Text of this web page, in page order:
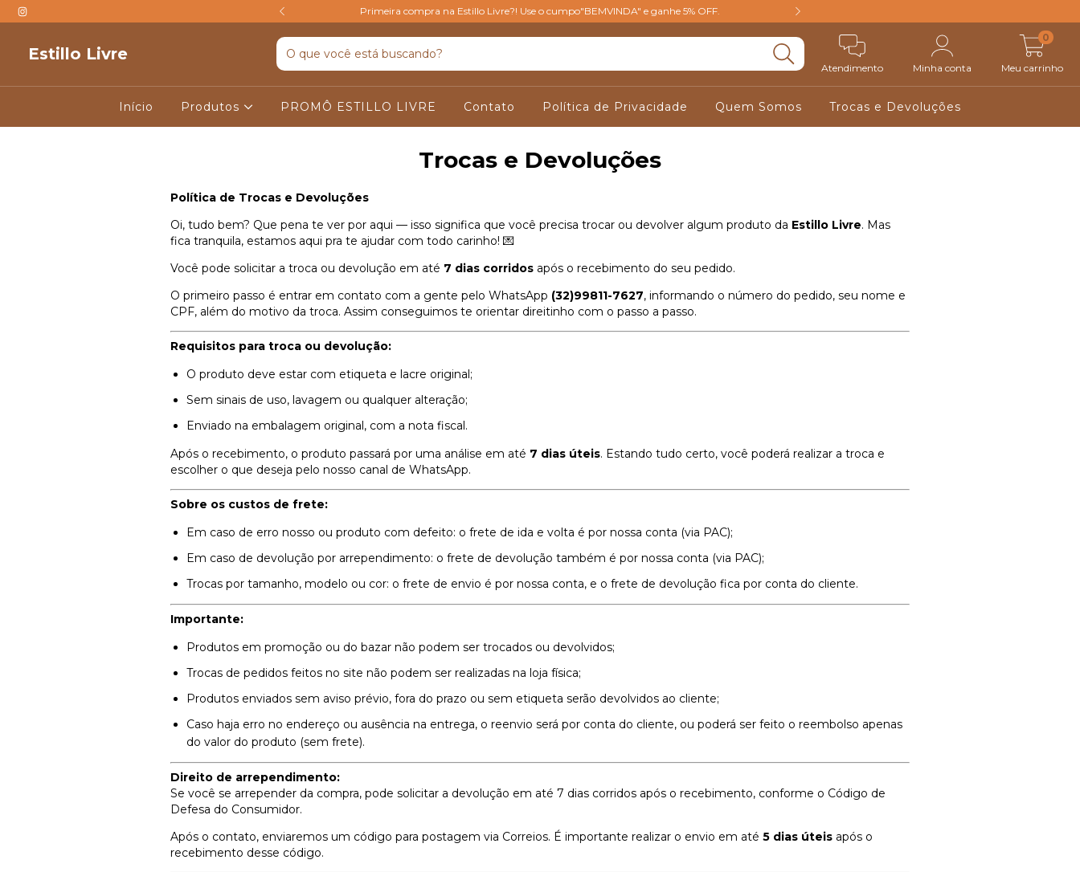
ACIMA DE R$599 Primeira compra na Estillo Livre?! Use o cumpo"BEMVINDA" e ganhe 5% OFF.
Estillo Livre
Atendimento Minha conta Meu carrinho
0
Início Produtos PROMÔ ESTILLO LIVRE Contato Política de Privacidade Quem Somos Trocas e Devoluções
Trocas e Devoluções
Política de Trocas e Devoluções
Oi, tudo bem? Que pena te ver por aqui — isso significa que você precisa trocar ou devolver algum produto da Estillo Livre. Mas
fica tranquila, estamos aqui pra te ajudar com todo carinho! 💌
Você pode solicitar a troca ou devolução em até 7 dias corridos após o recebimento do seu pedido.
O primeiro passo é entrar em contato com a gente pelo WhatsApp (32)99811-7627, informando o número do pedido, seu nome e
CPF, além do motivo da troca. Assim conseguimos te orientar direitinho com o passo a passo.
Requisitos para troca ou devolução:
O produto deve estar com etiqueta e lacre original;
Sem sinais de uso, lavagem ou qualquer alteração;
Enviado na embalagem original, com a nota fiscal.
Após o recebimento, o produto passará por uma análise em até 7 dias úteis. Estando tudo certo, você poderá realizar a troca e
escolher o que deseja pelo nosso canal de WhatsApp.
Sobre os custos de frete:
Em caso de erro nosso ou produto com defeito: o frete de ida e volta é por nossa conta (via PAC);
Em caso de devolução por arrependimento: o frete de devolução também é por nossa conta (via PAC);
Trocas por tamanho, modelo ou cor: o frete de envio é por nossa conta, e o frete de devolução fica por conta do cliente.
Importante:
Produtos em promoção ou do bazar não podem ser trocados ou devolvidos;
Trocas de pedidos feitos no site não podem ser realizadas na loja física;
Produtos enviados sem aviso prévio, fora do prazo ou sem etiqueta serão devolvidos ao cliente;
Caso haja erro no endereço ou ausência na entrega, o reenvio será por conta do cliente, ou poderá ser feito o reembolso apenas
do valor do produto (sem frete).
Direito de arrependimento:
Se você se arrepender da compra, pode solicitar a devolução em até 7 dias corridos após o recebimento, conforme o Código de
Defesa do Consumidor.
Após o contato, enviaremos um código para postagem via Correios. É importante realizar o envio em até 5 dias úteis após o
recebimento desse código.